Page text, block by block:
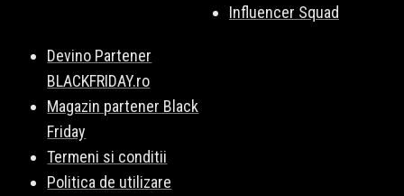
Influencer Squad
Devino Partener
BLACKFRIDAY.ro
Magazin partener Black
Friday
Termeni si conditii
Politica de utilizare